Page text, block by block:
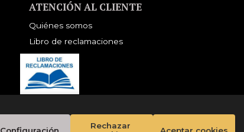
ATENCIÓN AL CLIENTE
Quiénes somos
Libro de reclamaciones
Configuración
Rechazar
Aceptar cookies